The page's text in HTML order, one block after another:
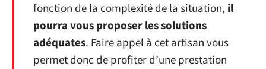
fonction de la complexité de la situation, il
pourra vous proposer les solutions
adéquates. Faire appel à cet artisan vous
permet donc de profiter d’une prestation